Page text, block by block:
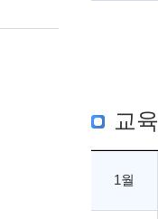
교
1월